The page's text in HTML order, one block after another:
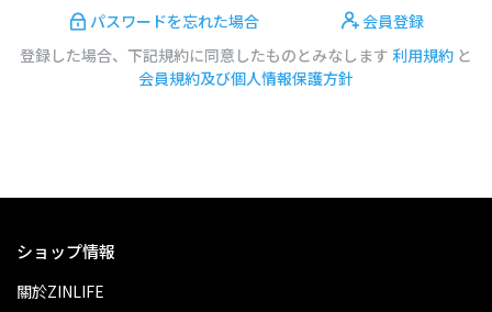
パスワードを忘れた場合
会員登録
登録した場合、下記規約に同意したものとみなします 利用規約 と
会員規約及び個人情報保護方針
ショップ情報
關於ZINLIFE